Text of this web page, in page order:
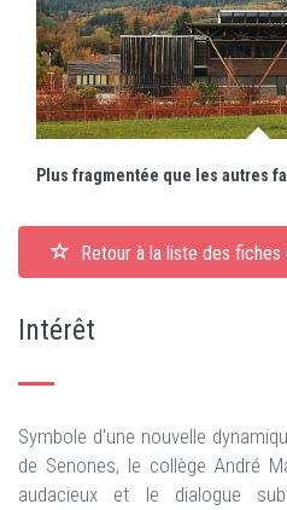
Retour à la liste des fiches
Intérêt
Symbole d'une nouvelle
de Senones, le collège André
audacieux et le dialogue